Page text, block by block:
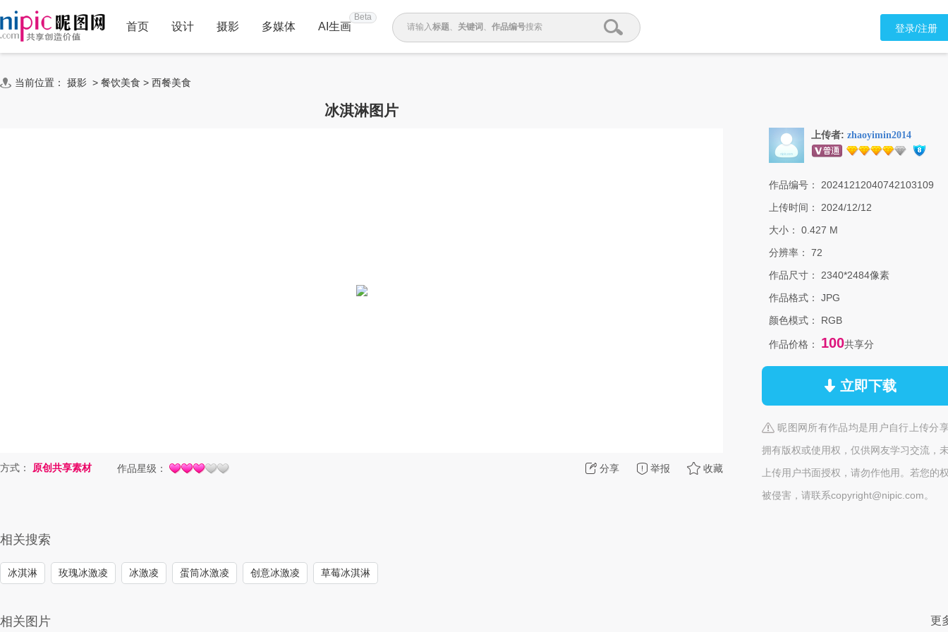
首页 设计 摄影 多媒体 AI生画
Beta
请输入标题、 关键词 、 作品编号搜索 登录/注册
当前位置： 摄影 > 餐饮美食 > 西餐美食
冰淇淋图片
分享 举报 收藏
方式： 原创共享素材 作品星级：
上传者: zhaoyimin2014
作品编号：
20241212040742103109
上传时间：
2024/12/12
大小：
0.427 M
分辨率：
72
作品尺寸：
2340*2484像素
作品格式：
JPG
颜色模式：
RGB
作品价格： 100共享分
立即下载
昵图网所有作品均是用户自行上传分
拥有版权或使用权，仅供网友学习交流，
上传用户书面授权，请勿作他用。若您的
被侵害，请联系copyright@nipic.com。
相关搜索
冰淇淋 玫瑰冰激凌 冰激凌 蛋筒冰激凌 创意冰激凌 草莓冰淇淋
相关图片 更